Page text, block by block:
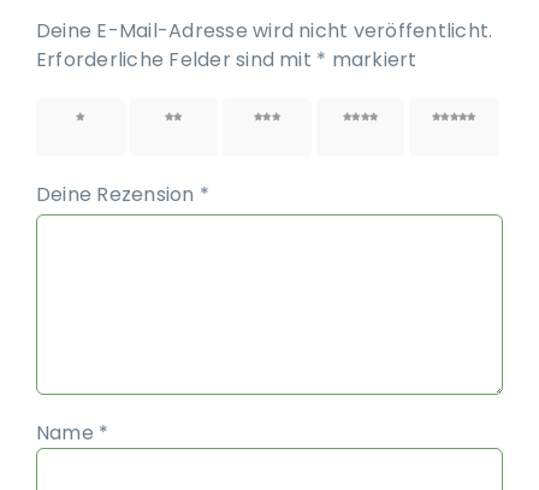
Deine E-Mail-Adresse wird nicht veröffentlicht.
Erforderliche Felder sind mit * markiert
1 von 2 von 3 von 4 von 5 von
Deine Rezension *
Name *